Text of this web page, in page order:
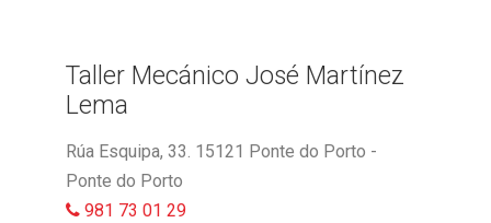
Taller Mecánico José Martínez
Lema
Rúa Esquipa, 33. 15121 Ponte do Porto -
Ponte do Porto
981 73 01 29